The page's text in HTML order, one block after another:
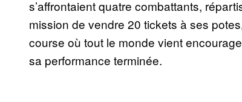
s’affrontaient quatre combattants,
mission de vendre 20 tickets à ses
course où tout le monde vient
sa performance terminée.